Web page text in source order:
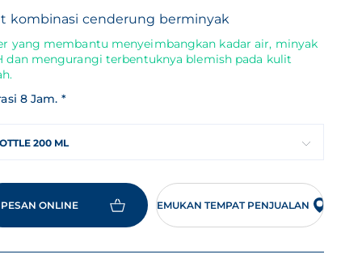
kombinasi cenderung berminyak
yang membantu menyeimbangkan kadar air, minyak
dan mengurangi terbentuknya blemish pada kulit
8 Jam. *
200 ML
PESAN ONLINE TEMUKAN TEMPAT PENJUALAN